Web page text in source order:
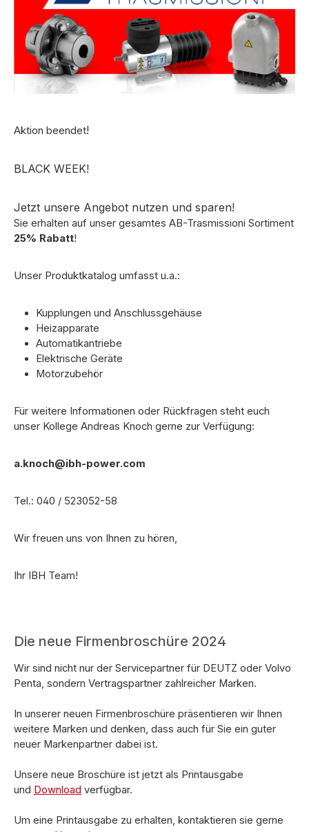
Aktion beendet!
BLACK WEEK!
Jetzt unsere Angebot nutzen und sparen!
Sie erhalten auf unser gesamtes AB-Trasmissioni Sortiment
25% Rabatt!
Unser Produktkatalog umfasst u.a.:
Kupplungen und Anschlussgehäuse
Heizapparate
Automatikantriebe
Elektrische Geräte
Motorzubehör
Für weitere Informationen oder Rückfragen steht euch
unser Kollege Andreas Knoch gerne zur Verfügung:
a.knoch@ibh-power.com
Tel.: 040 / 523052-58
Wir freuen uns von Ihnen zu hören,
Ihr IBH Team!
Die neue Firmenbroschüre 2024
Wir sind nicht nur der Servicepartner für DEUTZ oder Volvo
Penta, sondern Vertragspartner zahlreicher Marken.
In unserer neuen Firmenbroschüre präsentieren wir Ihnen
weitere Marken und denken, dass auch für Sie ein guter
neuer Markenpartner dabei ist.
Unsere neue Broschüre ist jetzt als Printausgabe
und Download verfügbar.
Um eine Printausgabe zu erhalten, kontaktieren sie gerne